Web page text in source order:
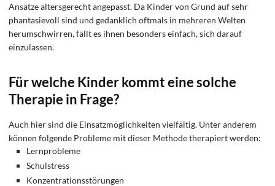
Ansätze altersgerecht angepasst. Da Kinder von Grund auf sehr
phantasievoll sind und gedanklich oftmals in mehreren Welten
herumschwirren, fällt es ihnen besonders einfach, sich darauf
einzulassen.
Für welche Kinder kommt eine solche
Therapie in Frage?
Auch hier sind die Einsatzmöglichkeiten vielfältig. Unter anderem
können folgende Probleme mit dieser Methode therapiert werden:
Lernprobleme
Schulstress
Konzentrationsstörungen